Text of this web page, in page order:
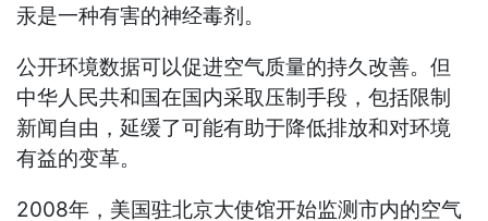
汞是一种有害的神经毒剂。
公开环境数据可以促进空气质量的持久改善。但
中华人民共和国在国内采取压制手段，包括限制
新闻自由，延缓了可能有助于降低排放和对环境
有益的变革。
2008年，美国驻北京大使馆开始监测市内的空气